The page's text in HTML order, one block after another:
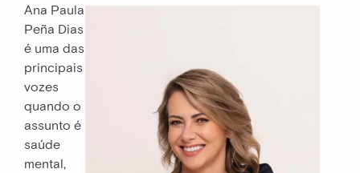
Ana Paula
Peña Dias
é uma das
principais
vozes
quando o
assunto é
saúde
mental,